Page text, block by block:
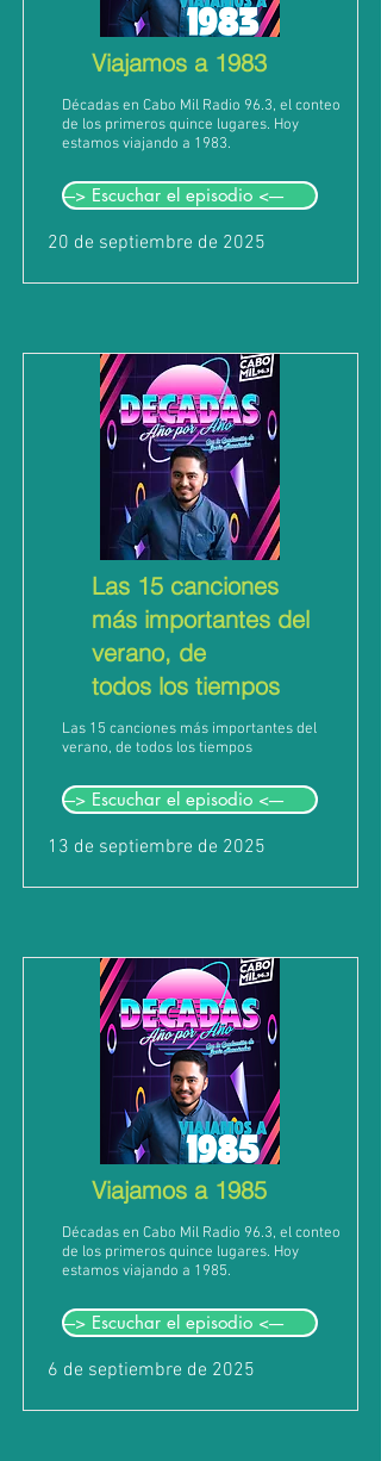
Viajamos a 1983
Décadas en Cabo Mil Radio 96.3, el conteo
de los primeros quince lugares. Hoy
estamos viajando a 1983.
---> Escuchar el episodio <----
20 de septiembre de 2025
Las 15 canciones
más importantes del
verano, de
todos los tiempos
Las 15 canciones más importantes del
verano, de todos los tiempos
---> Escuchar el episodio <----
13 de septiembre de 2025
Viajamos a 1985
Décadas en Cabo Mil Radio 96.3, el conteo
de los primeros quince lugares. Hoy
estamos viajando a 1985.
---> Escuchar el episodio <----
6 de septiembre de 2025